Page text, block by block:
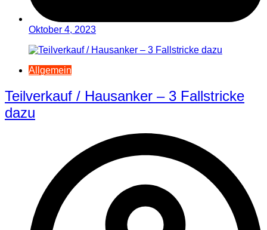
Oktober 4, 2023
Allgemein
Teilverkauf / Hausanker – 3 Fallstricke
dazu